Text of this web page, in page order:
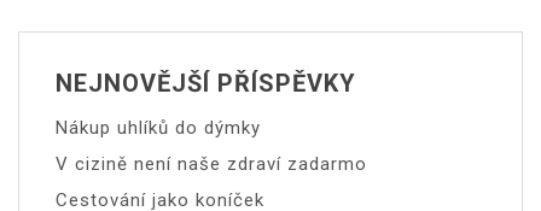
NEJNOVĚJŠÍ PŘÍSPĚVKY
Nákup uhlíků do dýmky
V cizině není naše zdraví zadarmo
Cestování jako koníček